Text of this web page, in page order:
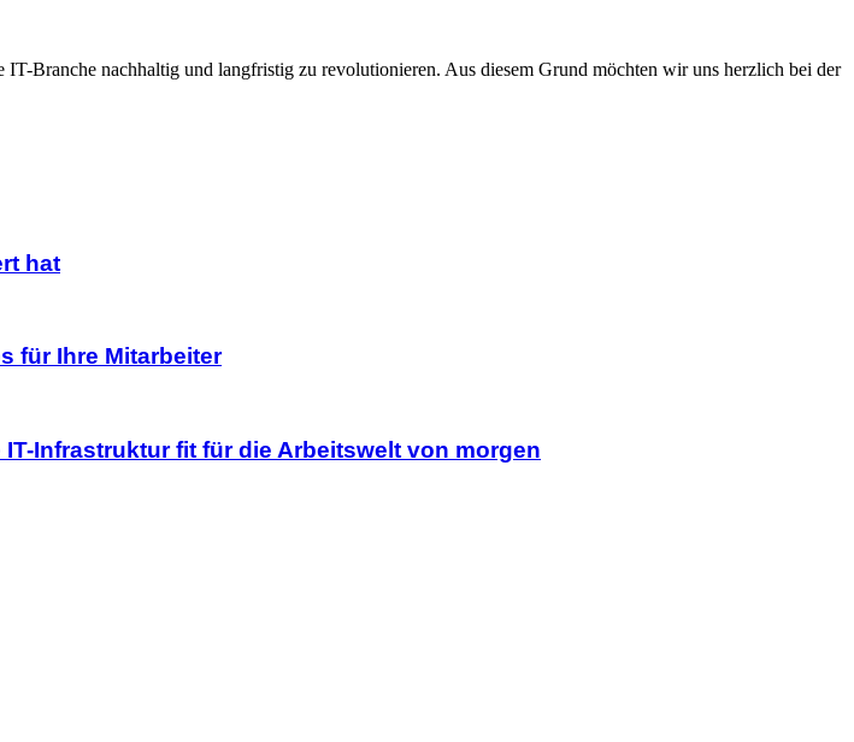
Branche nachhaltig und langfristig zu revolutionieren. Aus diesem Grund möchten wir uns herzlich bei der
hat
für Ihre Mitarbeiter
Infrastruktur fit für die Arbeitswelt von morgen